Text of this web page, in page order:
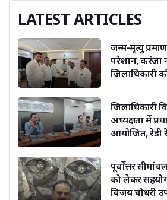
LATEST ARTICLES
जन्म-मृत्यु
परेशान, करंजा
जिलाधिकारी
जिलाधिकारी
अध्यक्षता में
आयोजित, रेडी
पूर्वोत्तर
को लेकर
विजय चौधरी